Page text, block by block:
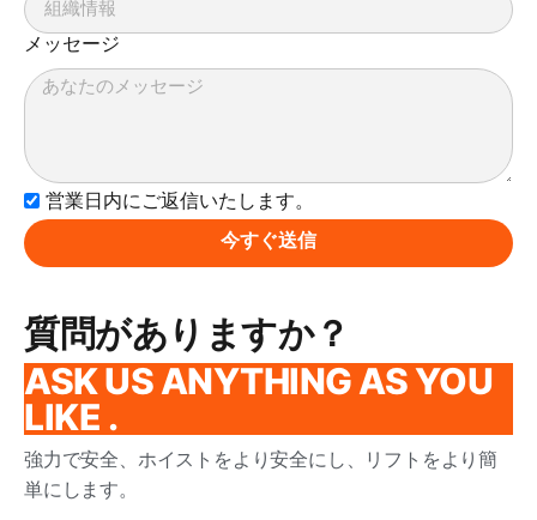
メッセージ
営業日内にご返信いたします。
今すぐ送信
質問がありますか？
ASK US ANYTHING AS YOU
LIKE .
強力で安全、ホイストをより安全にし、リフトをより簡
単にします。